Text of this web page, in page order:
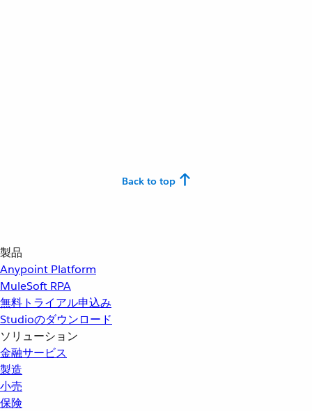
Back to top
製品
Anypoint Platform
MuleSoft RPA
無料トライアル申込み
Studioのダウンロード
ソリューション
金融サービス
製造
小売
保険